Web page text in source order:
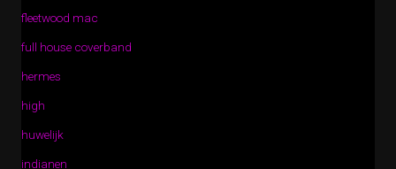
fleetwood mac
full house coverband
hermes
high
huwelijk
indianen